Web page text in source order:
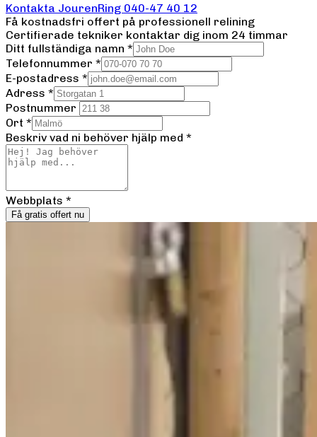
Kontakta JourenRing 040-47 40 12
Få kostnadsfri offert på professionell relining
Certifierade tekniker kontaktar dig inom 24 timmar
Ditt fullständiga namn *
Telefonnummer *
E-postadress *
Adress *
Postnummer
Ort *
Beskriv vad ni behöver hjälp med *
Webbplats *
Få gratis offert nu